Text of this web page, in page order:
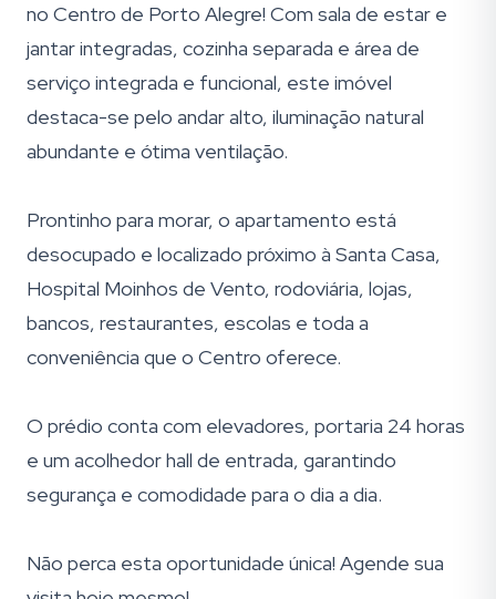
no Centro de Porto Alegre! Com sala de estar e
jantar integradas, cozinha separada e área de
serviço integrada e funcional, este imóvel
destaca-se pelo andar alto, iluminação natural
abundante e ótima ventilação.
Prontinho para morar, o apartamento está
desocupado e localizado próximo à Santa Casa,
Hospital Moinhos de Vento, rodoviária, lojas,
bancos, restaurantes, escolas e toda a
conveniência que o Centro oferece.
O prédio conta com elevadores, portaria 24 horas
e um acolhedor hall de entrada, garantindo
segurança e comodidade para o dia a dia.
Não perca esta oportunidade única! Agende sua